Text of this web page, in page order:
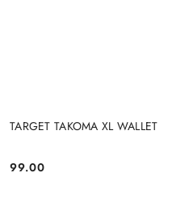
TARGET TAKOMA XL WALLET
Cena:
99.00